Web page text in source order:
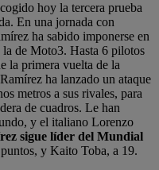
hoy la tercera prueba
En una jornada con
ha sabido imponerse en
la de Moto3. Hasta 6 pilotos
la primera vuelta de la
ha lanzado un ataque
metros a sus rivales, para
de cuadros. Le han
y el italiano Lorenzo
sigue líder del Mundial
y Kaito Toba, a 19.